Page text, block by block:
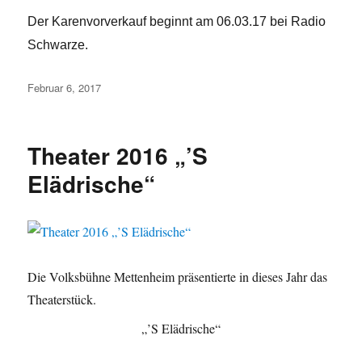
Der Karenvorverkauf beginnt am 06.03.17 bei Radio
Schwarze.
Veröffentlicht
Februar 6, 2017
Theater 2016 „’S
Elädrische“
Die Volksbühne Mettenheim präsentierte in dieses Jahr das
Theaterstück.
„’S Elädrische“